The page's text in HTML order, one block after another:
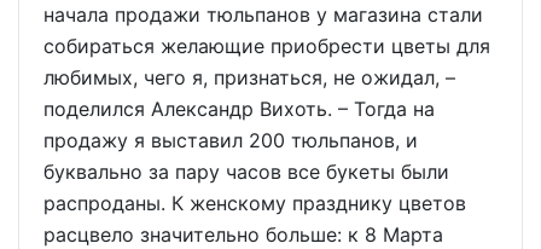
начала продажи тюльпанов у магазина стали
собираться желающие приобрести цветы для
любимых, чего я, признаться, не ожидал, –
поделился Александр Вихоть. – Тогда на
продажу я выставил 200 тюльпанов, и
буквально за пару часов все букеты были
распроданы. К женскому празднику цветов
расцвело значительно больше: к 8 Марта